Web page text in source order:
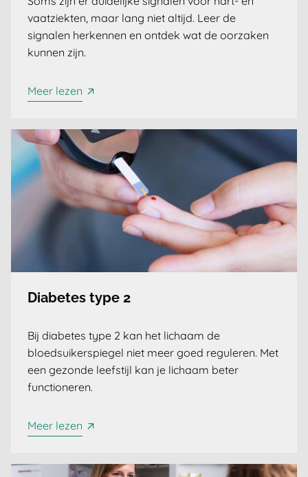
vaatziekten, maar lang niet altijd. Leer de
signalen herkennen en ontdek wat de oorzaken
kunnen zijn.
Meer lezen
Diabetes type 2
Bij diabetes type 2 kan het lichaam de
bloedsuikerspiegel niet meer goed reguleren. Met
een gezonde leefstijl kan je lichaam beter
functioneren.
Meer lezen
Dutch
English